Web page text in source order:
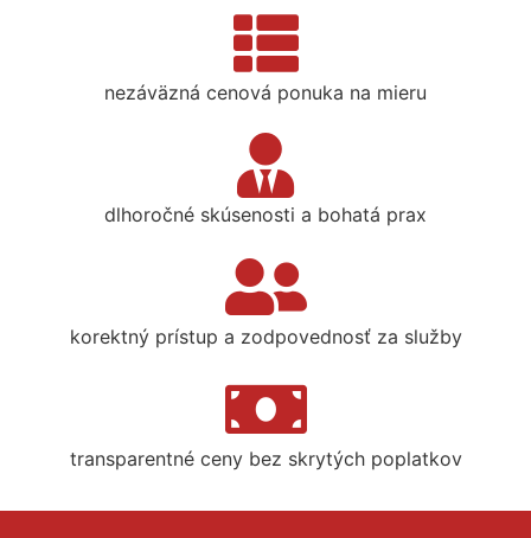
nezáväzná cenová ponuka na mieru
dlhoročné skúsenosti a bohatá prax
korektný prístup a zodpovednosť za služby
transparentné ceny bez skrytých poplatkov